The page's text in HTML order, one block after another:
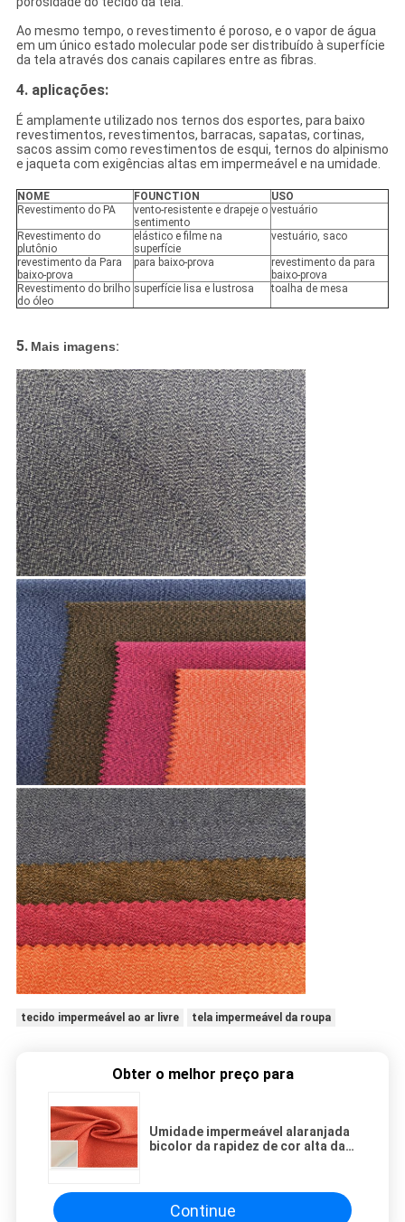
Ao mesmo tempo, o revestimento é poroso, e o vapor de água
em um único estado molecular pode ser distribuído à superfície
da tela através dos canais capilares entre as fibras.
4. aplicações:
É amplamente utilizado nos ternos dos esportes, para baixo
revestimentos, revestimentos, barracas, sapatas, cortinas,
sacos assim como revestimentos de esqui, ternos do alpinismo
e jaqueta com exigências altas em impermeável e na umidade.
NOME FOUNCTION
USO
Revestimento do PA
vento-resistente e drapeje o
sentimento
vestuário
Revestimento do
plutônio
elástico e filme na
superfície
vestuário, saco
revestimento da Para
baixo-prova
para baixo-prova
revestimento da para
baixo-prova
Revestimento do brilho
do óleo
superfície lisa e lustrosa toalha de mesa
5. Mais imagens:
tecido impermeável ao ar livre tela impermeável da roupa
Obter o melhor preço para
Umidade impermeável alaranjada
bicolor da rapidez de cor alta da
Continue